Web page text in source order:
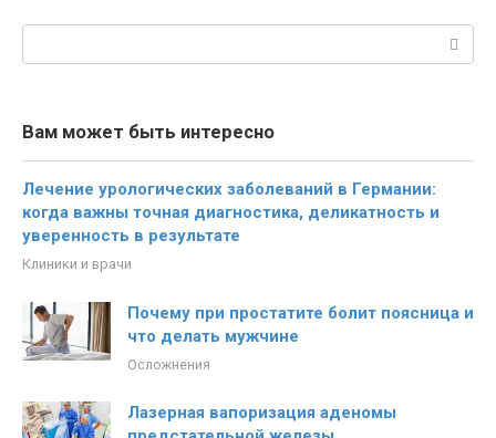
Вам может быть интересно
Лечение урологических заболеваний в Германии:
когда важны точная диагностика, деликатность и
уверенность в результате
Клиники и врачи
Почему при простатите болит поясница и
что делать мужчине
Осложнения
Лазерная вапоризация аденомы